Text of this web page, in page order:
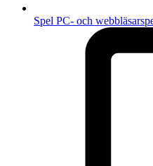
Spel PC- och